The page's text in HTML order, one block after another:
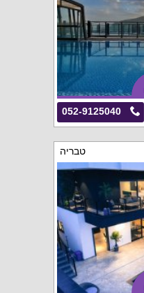
052-9125040
טבריה